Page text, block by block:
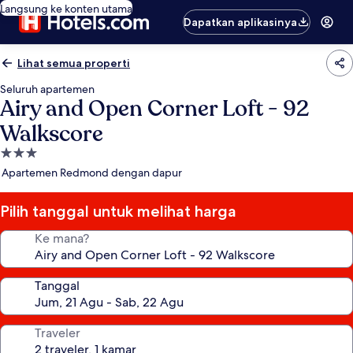
Langsung ke konten utama
Dapatkan aplikasinya
Lihat semua properti
Seluruh apartemen
Airy and Open Corner Loft - 92
Walkscore
Properti
bintang
Apartemen Redmond dengan dapur
Pilih tanggal untuk melihat harga
Ke mana?
Tanggal
Traveler